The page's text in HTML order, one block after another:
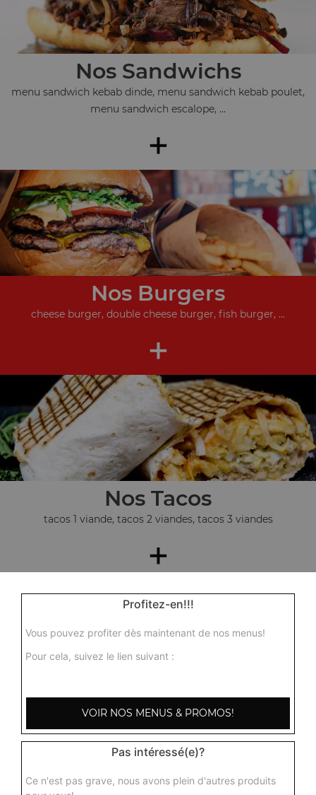
Nos Sandwichs
menu sandwich kebab dinde, menu sandwich kebab poulet,
menu sandwich escalope, ...
+
Nos Burgers
cheese burger, double cheese burger, fish burger, ...
+
Nos Tacos
tacos 1 viande, tacos 2 viandes, tacos 3 viandes
+
Nos Paninis
+
Profitez-en!!!
Vous pouvez profiter dès maintenant de nos menus!
Pour cela, suivez le lien suivant :
VOIR NOS MENUS & PROMOS!
Pas intéressé(e)?
Ce n'est pas grave, nous avons plein d'autres produits